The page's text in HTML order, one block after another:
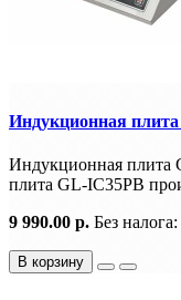
Индукционная
Индукционная
плита GL-IC35PB
9 990.00 р. Без
В корзину